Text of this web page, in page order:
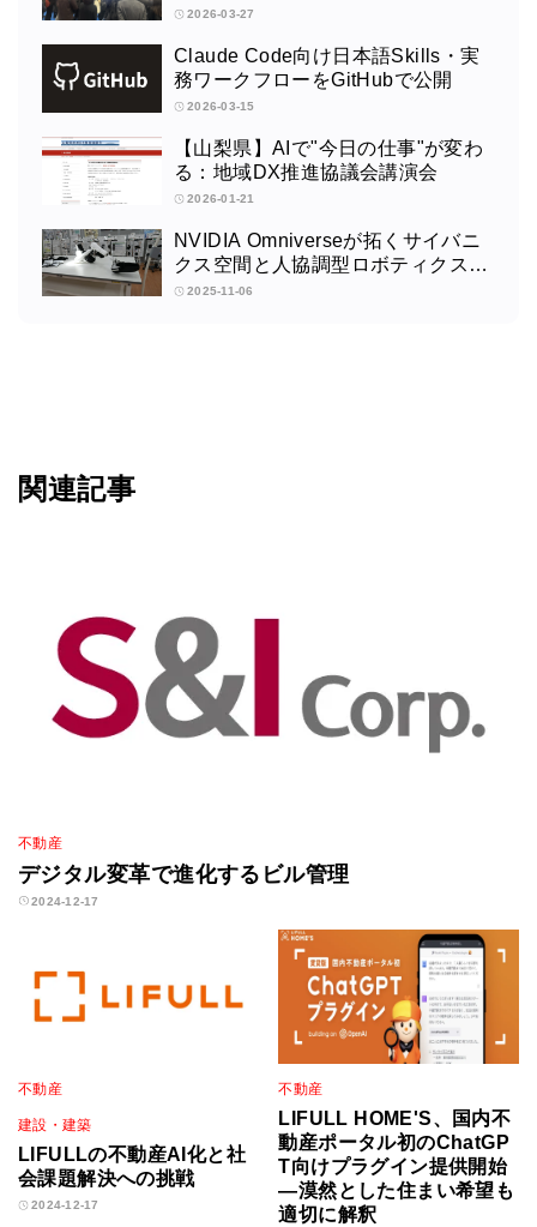
e OpenAI × Fabric × TeamsによるAI
2026-03-27
Claude Code向け日本語Skills・実
務ワークフローをGitHubで公開
2026-03-15
【山梨県】AIで"今日の仕事"が変わ
る：地域DX推進協議会講演会
2026-01-21
NVIDIA Omniverseが拓くサイバニ
クス空間と人協調型ロボティクスの
未来：筑波大学サイバニクス研究セ
2025-11-06
関連記事
不動産
デジタル変革で進化するビル管理
2024-12-17
不動産
建設・建築
LIFULLの不動産AI化と社
会課題解決への挑戦
2024-12-17
不動産
LIFULL HOME'S、国内不
動産ポータル初のChatGP
T向けプラグイン提供開始
—漠然とした住まい希望も
適切に解釈